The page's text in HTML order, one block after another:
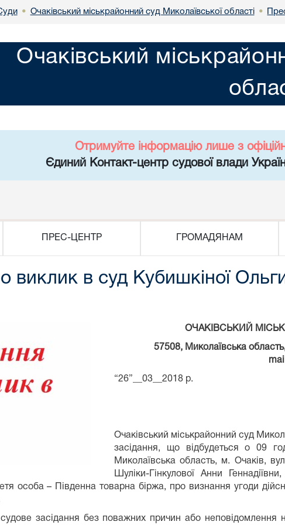
• Очаківський міськрайонний суд Миколаївської області •
Очаківський
Отримуйте інформацію лише з
Єдиний Контакт-центр судової влади
ПРЕС-ЦЕНТР ГРОМАДЯНАМ
виклик в суд Кубишкіної Ольги
ОЧАКІВСЬКИЙ
57508, Миколаївська
“26”__03__2018 р.
Очаківський міськрайонний суд
засідання, що відбудеться о 09
Миколаївська область, м. Очаків,
Шуліки-Гінкулової Анни
особа – Південна товарна біржа, про визнання угоди
засідання без поважних причин або неповідомлення